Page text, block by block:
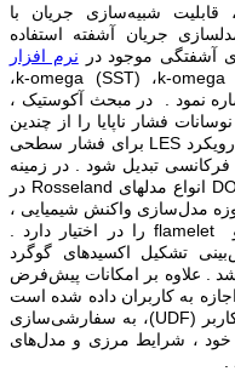
قابلیت شبیه‌سازی جریان با
جریان آشفته استفاده
آشفتگی موجود در نرم افزار
k-omega، k-omega (SST)،
نمود . در مبحث آکوستیک ،
فشار ناپایا را از چندین
LES برای فشار سطحی
تبدیل شود . در زمینه
انواع مدلهای Rosseland در
مدل‌سازی واکنش شیمیایی ،
flameletرا در اختیار دارد .‌
تشکیل اکسیدهای گوگرد
. علاوه بر امکانات پیش‌فرض
به کاربران داده شده است
(UDF)، به سفارشی‌سازی
خود ، شرایط مرزی و مدل‌های